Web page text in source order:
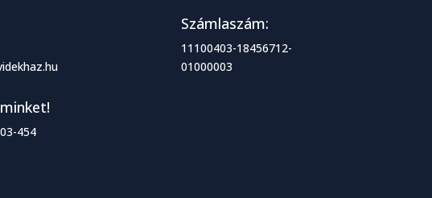
454
Számlaszám:
11100403-18456712-
01000003